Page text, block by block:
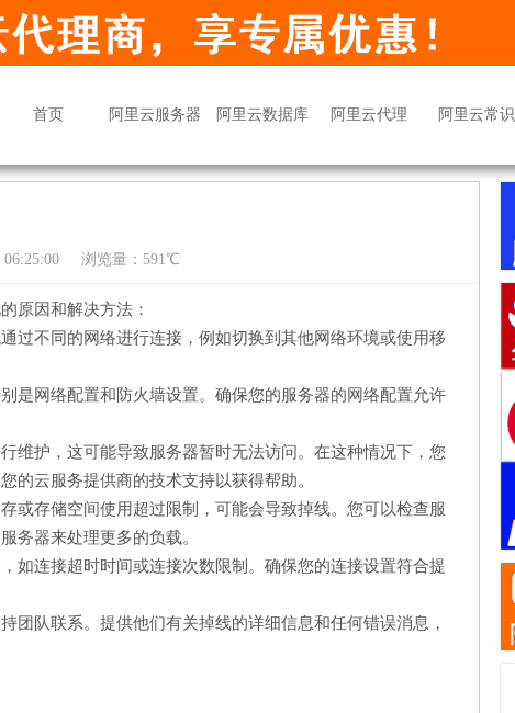
首页 阿里云服务器 阿里云数据库 阿里云代理 阿里云常识
浏览量：591℃
原因和解决方法：
过不同的网络进行连接，例如切换到其他网络环境或使用移
是网络配置和防火墙设置。确保您的服务器的网络配置允许
维护，这可能导致服务器暂时无法访问。在这种情况下，您
的云服务提供商的技术支持以获得帮助。
或存储空间使用超过限制，可能会导致掉线。您可以检查服
务器来处理更多的负载。
如连接超时时间或连接次数限制。确保您的连接设置符合提
团队联系。提供他们有关掉线的详细信息和任何错误消息，